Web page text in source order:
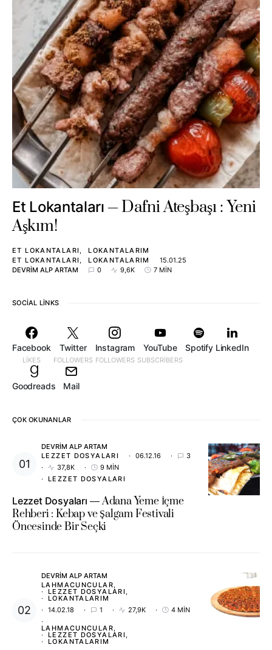
Et Lokantaları
Dafni Ateşbaşı : Yeni
Aşkım!
ET LOKANTALARI
LOKANTALARIM
ET LOKANTALARI
LOKANTALARIM
15.01.25
DEVRIM ALP ARTAM
0 9,6K 7 MIN
SOCIAL LINKS
Facebook
LIKES
Twitter
FOLLOWERS
Instagram
FOLLOWERS
YouTube
SUBSCRIBERS
Spotify LinkedIn
Goodreads Mail
ÇOK OKUNANLAR
DEVRIM ALP ARTAM
LEZZET DOSYALARI
06.12.16
3
37,8K
9 MIN
LEZZET DOSYALARI
Lezzet Dosyaları
Adana Yeme İçme
Rehberi : Kebap ve Şalgam Festivali
Öncesinde Bir Seçki
DEVRIM ALP ARTAM
LAHMACUNCULAR
LEZZET DOSYALARI
LOKANTALARIM
14.02.18
1 27,9K 4 MIN
LAHMACUNCULAR
LEZZET DOSYALARI
LOKANTALARIM